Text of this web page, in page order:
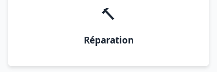
🔨
Réparation